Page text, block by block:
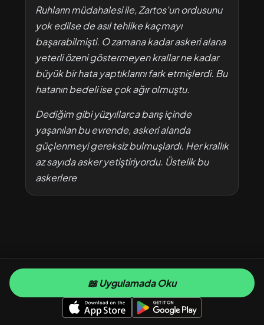
Ruhların müdahalesi ile, Zartos'un ordusunu
yok edilse de asıl tehlike kaçmayı
başarabilmişti. O zamana kadar askeri alana
yeterli özeni göstermeyen krallar ne kadar
büyük bir hata yaptıklarını fark etmişlerdi. Bu
hatanın bedeli ise çok ağır olmuştu.
Dediğim gibi yüzyıllarca barış içinde
yaşanılan bu evrende, askeri alanda
güçlenmeyi gereksiz bulmuşlardı. Her krallık
az sayıda asker yetiştiriyordu. Üstelik bu
askerlere
📖 Uygulamada Oku